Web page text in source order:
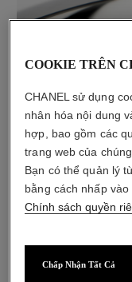
chất liệu
Vàng trắng 18K
COOKIE TRÊN
CHANEL sử dụng
nhân hóa nội dung
hợp, bao gồm các
trang web của
Bạn có thể quản lý
bằng cách nhấp
Chính sách quyền
Chấp Nhận Tất Cả